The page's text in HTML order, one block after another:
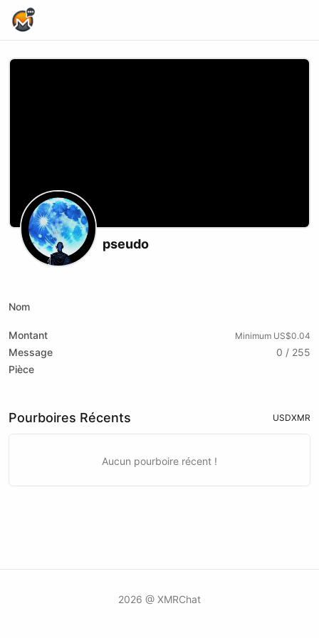
pseudo
Nom
Montant Minimum US$0.04
Message
0 / 255
Pièce
Pourboires Récents USDXMR
Aucun pourboire récent !
2026 @ XMRChat